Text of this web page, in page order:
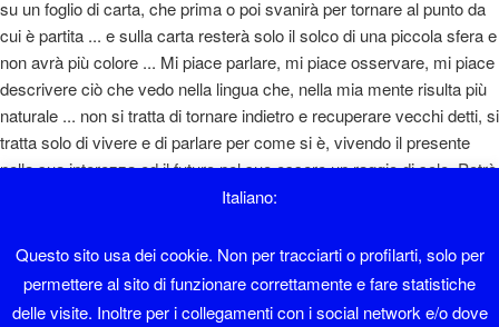
su un foglio di carta, che prima o poi svanirà per tornare al punto da
cui è partita ... e sulla carta resterà solo il solco di una piccola sfera e
non avrà più colore ... Mi piace parlare, mi piace osservare, mi piace
descrivere ciò che vedo nella lingua che, nella mia mente risulta più
naturale ... non si tratta di tornare indietro e recuperare vecchi detti, si
tratta solo di vivere e di parlare per come si è, vivendo il presente
nella sua interezza ed il futuro nel suo essere un raggio di sole. Potrò
sembrare un ottimista e magari lo sono, però si sta così bene ... "
Diaolin
Sono nato a Sover nel 1962 e ho lavorato in albergo fino al 1995.
Italiano:
Questo sito usa dei cookie. Non per tracciarti o profilarti, solo per
permettere al sito di funzionare correttamente e fare statistiche
delle visite. Inoltre per i collegamenti con i social network e/o dove